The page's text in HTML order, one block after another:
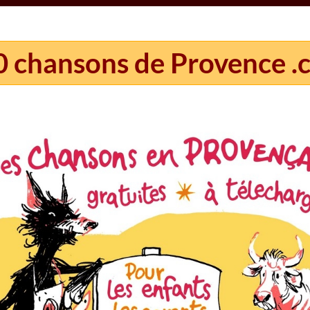
chansons de Provence